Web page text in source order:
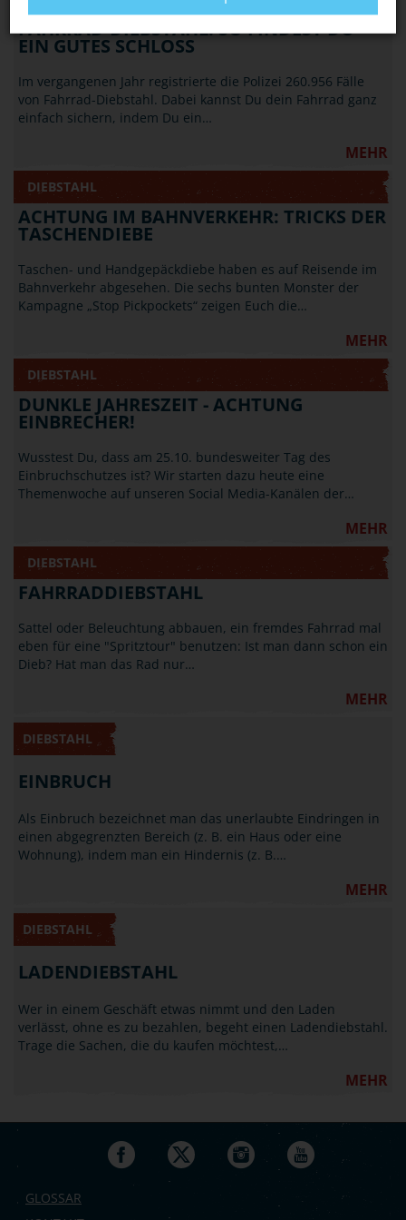
FAHRRAD-DIEBSTAHL: SO FINDEST DU
EIN GUTES SCHLOSS
Im vergangenen Jahr registrierte die Polizei 260.956 Fälle
von Fahrrad-Diebstahl. Dabei kannst Du dein Fahrrad ganz
einfach sichern, indem Du ein…
MEHR
DIEBSTAHL
ACHTUNG IM BAHNVERKEHR: TRICKS DER
TASCHENDIEBE
Taschen- und Handgepäckdiebe haben es auf Reisende im
Bahnverkehr abgesehen. Die sechs bunten Monster der
Kampagne „Stop Pickpockets“ zeigen Euch die…
MEHR
DIEBSTAHL
DUNKLE JAHRESZEIT - ACHTUNG
EINBRECHER!
Wusstest Du, dass am 25.10. bundesweiter Tag des
Einbruchschutzes ist? Wir starten dazu heute eine
Themenwoche auf unseren Social Media-Kanälen der…
MEHR
DIEBSTAHL
FAHRRADDIEBSTAHL
Sattel oder Beleuchtung abbauen, ein fremdes Fahrrad mal
eben für eine "Spritztour" benutzen: Ist man dann schon ein
Dieb? Hat man das Rad nur…
MEHR
DIEBSTAHL
EINBRUCH
Als Einbruch bezeichnet man das unerlaubte Eindringen in
einen abgegrenzten Bereich (z. B. ein Haus oder eine
Wohnung), indem man ein Hindernis (z. B.…
MEHR
DIEBSTAHL
LADENDIEBSTAHL
Wer in einem Geschäft etwas nimmt und den Laden
verlässt, ohne es zu bezahlen, begeht einen Ladendiebstahl.
Trage die Sachen, die du kaufen möchtest,…
MEHR
GLOSSAR